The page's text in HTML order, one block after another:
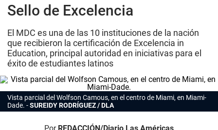
Sello de Excelencia
El MDC es una de las 10 instituciones de la nación
que recibieron la certificación de Excelencia in
Education, principal autoridad en iniciativas para el
éxito de estudiantes latinos
Vista parcial del Wolfson Camous, en el centro de Miami, en Miami-
Dade.
SUREIDY RODRÍGUEZ / DLA